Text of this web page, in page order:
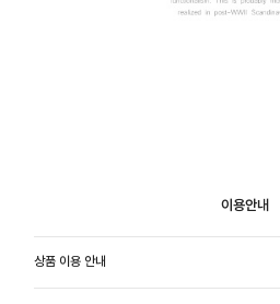
이용안내
상품 이용 안내